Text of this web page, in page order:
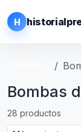
H
Bombas
28 productos